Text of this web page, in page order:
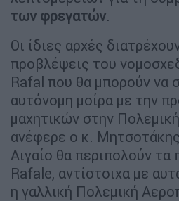
των φρεγατών.
Οι ίδιες αρχές
προβλέψεις του
Rafal που θα μπορούν να
αυτόνομη μοίρα με την
μαχητικών στην
ανέφερε ο κ.
Αιγαίο θα περιπολούν τα
Rafale, αντίστοιχα με
η γαλλική Πολεμική